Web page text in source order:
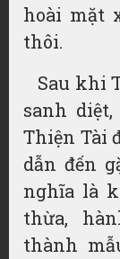
hoài mặt
thôi.
Sau khi
sanh
Thiện Tài
dẫn đến
nghĩa là
thừa,
thành